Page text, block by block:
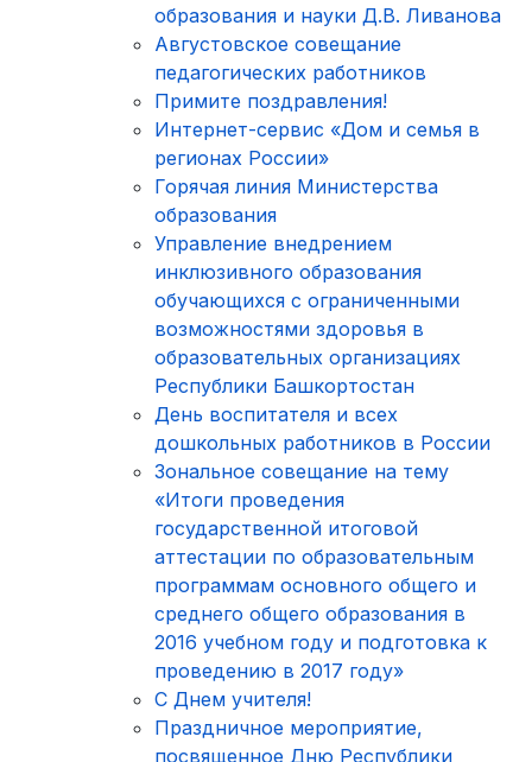
образования и науки Д.В. Ливанова
Августовское совещание
педагогических работников
Примите поздравления!
Интернет-сервис «Дом и семья в
регионах России»
Горячая линия Министерства
образования
Управление внедрением
инклюзивного образования
обучающихся с ограниченными
возможностями здоровья в
образовательных организациях
Республики Башкортостан
День воспитателя и всех
дошкольных работников в России
Зональное совещание на тему
«Итоги проведения
государственной итоговой
аттестации по образовательным
программам основного общего и
среднего общего образования в
2016 учебном году и подготовка к
проведению в 2017 году»
С Днем учителя!
Праздничное мероприятие,
посвященное Дню Республики